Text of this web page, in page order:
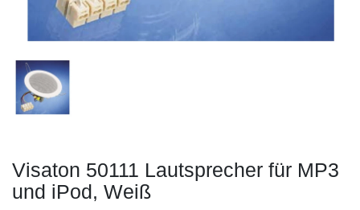
Visaton 50111 Lautsprecher für MP3
und iPod, Weiß